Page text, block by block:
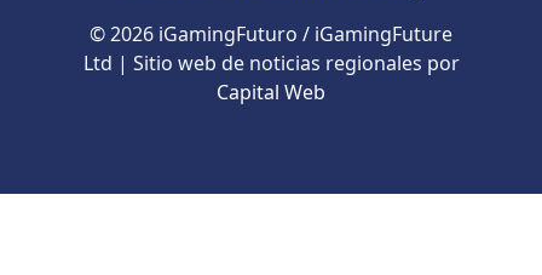
© 2026 iGamingFuturo / iGamingFuture
Ltd | Sitio web de noticias regionales por
Capital Web